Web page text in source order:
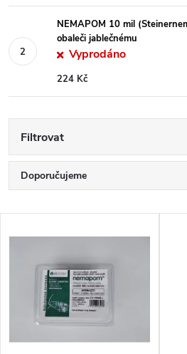
NEMAPOM 10 mil
obaleči jablečnému
Vyprodáno
224 Kč
Filtrovat
Ř
a
z
í
Doporučujeme
Nejprodávanější
Abecedně
V